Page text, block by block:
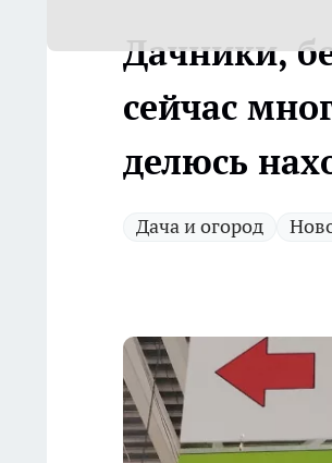
Дачники,
сейчас
делюсь
Дача и огород